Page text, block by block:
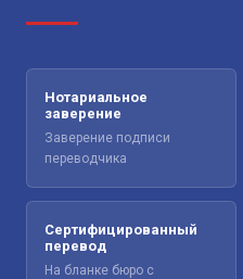
Нотариальное
заверение
Заверение подписи
переводчика
Сертифицированный
перевод
На бланке бюро с